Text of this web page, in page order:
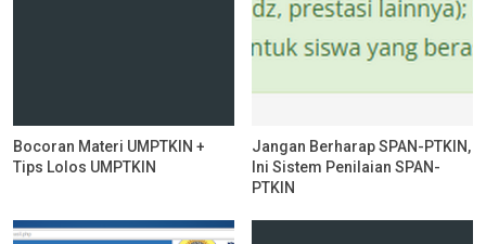
Bocoran Materi UMPTKIN +
Tips Lolos UMPTKIN
Jangan Berharap SPAN-PTKIN,
Ini Sistem Penilaian SPAN-
PTKIN